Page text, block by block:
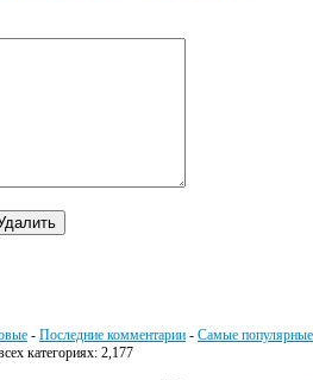
- Последние комментарии - Самые популярные
категориях: 2,177